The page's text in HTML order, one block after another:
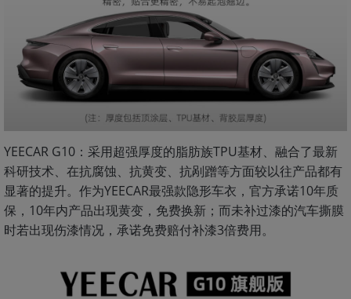
YEECAR G10：采用超强厚度的脂肪族TPU基材、融合了最新
科研技术、在抗腐蚀、抗黄变、抗剐蹭等方面较以往产品都有
显著的提升。作为YEECAR最强款隐形车衣，官方承诺10年质
保，10年内产品出现黄变，免费换新；而未补过漆的汽车撕膜
时若出现伤漆情况，承诺免费赔付补漆3倍费用。